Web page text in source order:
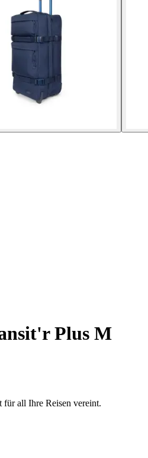
Plus M
all Ihre Reisen vereint.